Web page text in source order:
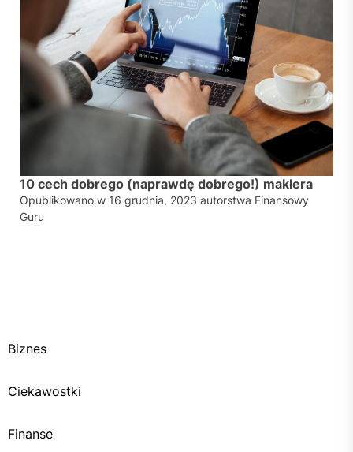
10 cech dobrego (naprawdę dobrego!) maklera
Opublikowano w 16 grudnia, 2023 autorstwa Finansowy
Guru
Biznes
Ciekawostki
Finanse